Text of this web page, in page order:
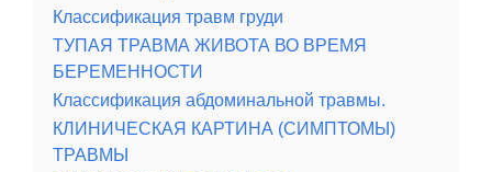
Классификация травм груди
ТУПАЯ ТРАВМА ЖИВОТА ВО ВРЕМЯ
БЕРЕМЕННОСТИ
Классификация абдоминальной травмы.
КЛИНИЧЕСКАЯ КАРТИНА (СИМПТОМЫ)
ТРАВМЫ